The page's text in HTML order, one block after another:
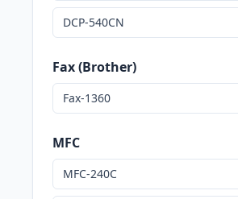
DCP-540CN
Fax (Brother)
Fax-1360
MFC
MFC-240C